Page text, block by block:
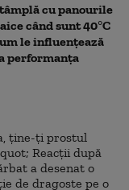
cu panourile
când sunt 40°C
le influențează
performanța